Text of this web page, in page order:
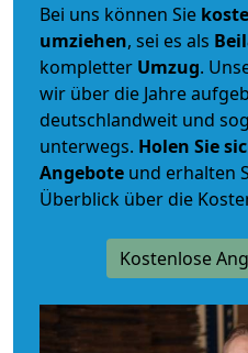
Bei uns können Sie
umziehen, sei es als
kompletter Umzug.
wir über die Jahre
deutschlandweit und
unterwegs. Holen Sie
Angebote und erhalten
Überblick über die
Kostenlose